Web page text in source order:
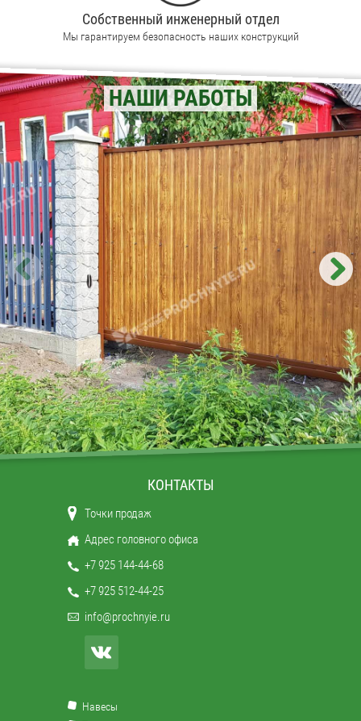
Собственный инженерный отдел
Мы гарантируем безопасность наших конструкций
НАШИ РАБОТЫ
КОНТАКТЫ
Точки продаж
Адрес головного офиса
+7 925 144-44-68
+7 925 512-44-25
info@prochnyie.ru
Навесы